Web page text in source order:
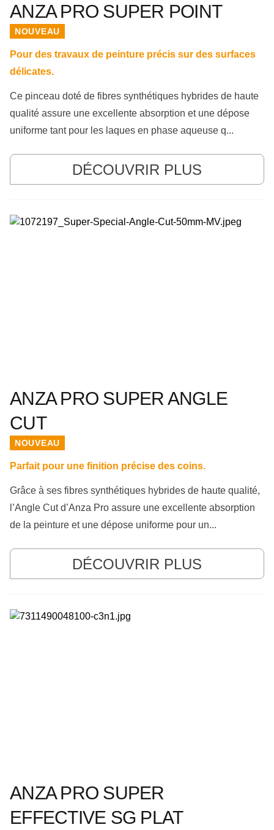
ANZA PRO SUPER POINT
NOUVEAU
Pour des travaux de peinture précis sur des surfaces
délicates.
Ce pinceau doté de fibres synthétiques hybrides de haute
qualité assure une excellente absorption et une dépose
uniforme tant pour les laques en phase aqueuse q...
DÉCOUVRIR PLUS
ANZA PRO SUPER ANGLE
CUT
NOUVEAU
Parfait pour une finition précise des coins.
Grâce à ses fibres synthétiques hybrides de haute qualité,
l’Angle Cut d’Anza Pro assure une excellente absorption
de la peinture et une dépose uniforme pour un...
DÉCOUVRIR PLUS
ANZA PRO SUPER
EFFECTIVE SG PLAT